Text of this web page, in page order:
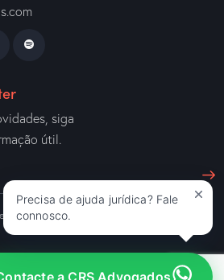
siga
útil.
Privacidade.
e Associados – Sociedade de
a CRS Advogados
Precisa de ajuda jurídica? Fale
connosco.